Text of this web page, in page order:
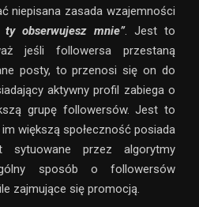
niepisana zasada wzajemności
obserwujesz mnie”. Jest to
jeśli followersa przestaną
posty, to przenosi się on do
aktywny profil zabiega o
grupę followersów. Jest to
większą społeczność posiada
przez algorytmy
sposób o followersów
zajmujące się promocją.